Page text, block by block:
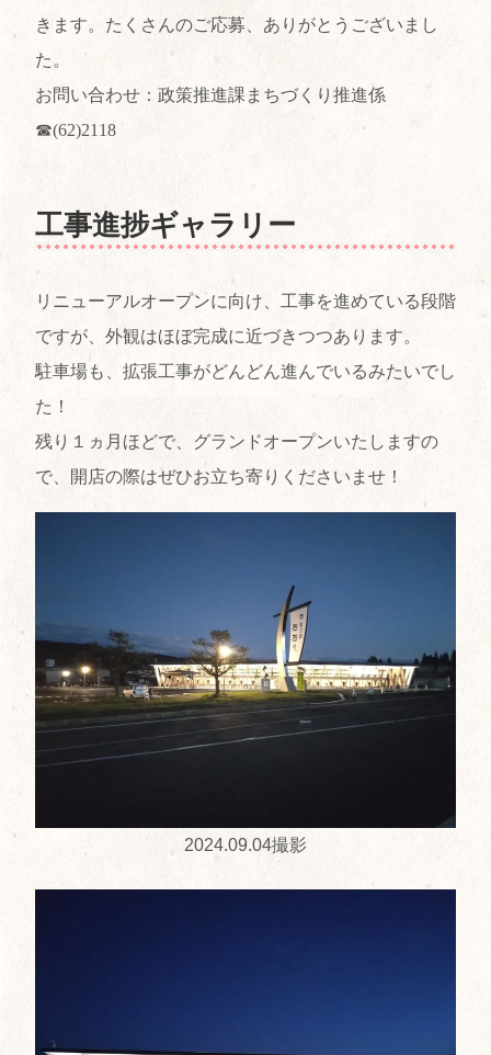
きます。たくさんのご応募、ありがとうございまし
た。
お問い合わせ：政策推進課まちづくり推進係
☎(62)2118
工事進捗ギャラリー
リニューアルオープンに向け、工事を進めている段階
ですが、外観はほぼ完成に近づきつつあります。
駐車場も、拡張工事がどんどん進んでいるみたいでし
た！
残り１ヵ月ほどで、グランドオープンいたしますの
で、開店の際はぜひお立ち寄りくださいませ！
2024.09.04撮影